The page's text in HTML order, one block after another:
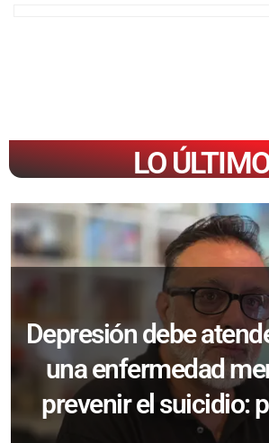
LO
Depresión debe
una enfermedad
prevenir el suicidio: